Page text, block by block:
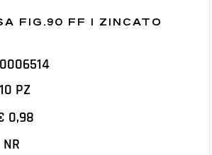
FIG.90 FF 1 ZINCATO
0006514
10 PZ
0,98
NR